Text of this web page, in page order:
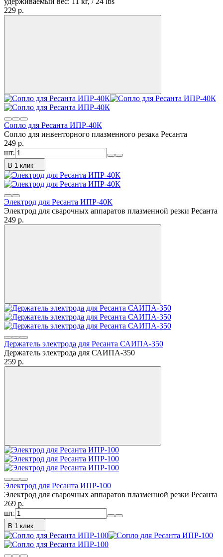
229 p.
Сопло для Ресанта ИПР-40К
Сопло для инвенторного плазменного резака Ресанта
249 p.
шт.
В 1 клик
Электрод для Ресанта ИПР-40К
Электрод для сварочных аппаратов плазменной резки Ресанта
249 p.
Держатель электрода для Ресанта САИПА-350
Держатель электрода для САИПА-350
259 p.
Электрод для Ресанта ИПР-100
Электрод для сварочных аппаратов плазменной резки Ресанта
269 p.
шт.
В 1 клик